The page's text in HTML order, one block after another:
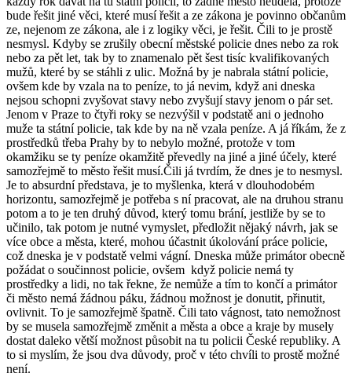
bude řešit jiné věci, které musí řešit a ze zákona je povinno občanům
ze, nejenom ze zákona, ale i z logiky věci, je řešit. Čili to je prostě
nesmysl. Kdyby se zrušily obecní městské policie dnes nebo za rok
nebo za pět let, tak by to znamenalo pět šest tisíc kvalifikovaných
mužů, které by se stáhli z ulic. Možná by je nabrala státní policie,
ovšem kde by vzala na to peníze, to já nevim, když ani dneska
nejsou schopni zvyšovat stavy nebo zvyšují stavy jenom o pár set.
Jenom v Praze to čtyři roky se nezvýšil v podstatě ani o jednoho
muže ta státní policie, tak kde by na ně vzala peníze. A já říkám, že z
prostředků třeba Prahy by to nebylo možné, protože v tom
okamžiku se ty peníze okamžitě převedly na jiné a jiné účely, které
samozřejmě to město řešit musí.Čili já tvrdím, že dnes je to nesmysl.
Je to absurdní představa, je to myšlenka, která v dlouhodobém
horizontu, samozřejmě je potřeba s ní pracovat, ale na druhou stranu
potom a to je ten druhý důvod, který tomu brání, jestliže by se to
učinilo, tak potom je nutné vymyslet, předložit nějaký návrh, jak se
více obce a města, které, mohou účastnit úkolování práce policie,
což dneska je v podstatě velmi vágní. Dneska může primátor obecně
požádat o součinnost policie, ovšem když policie nemá ty
prostředky a lidi, no tak řekne, že nemůže a tím to končí a primátor
či město nemá žádnou páku, žádnou možnost je donutit, přinutit,
ovlivnit. To je samozřejmě špatně. Čili tato vágnost, tato nemožnost
by se musela samozřejmě změnit a města a obce a kraje by musely
dostat daleko větší možnost působit na tu policii České republiky. A
to si myslím, že jsou dva důvody, proč v této chvíli to prostě možné
není.